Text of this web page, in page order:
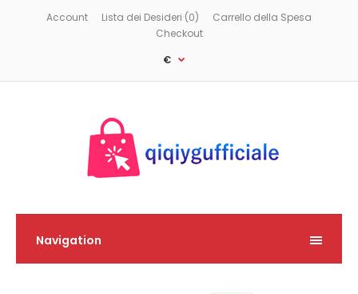
Account Lista dei Desideri (0)
Carrello della Spesa
Checkout
€
Navigation